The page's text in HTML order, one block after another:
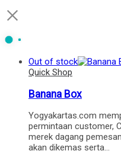
Out of stock
Quick Shop
Banana Box
Yogyakartas.com
permintaan customer,
merek dagang
akan dikemas serta…